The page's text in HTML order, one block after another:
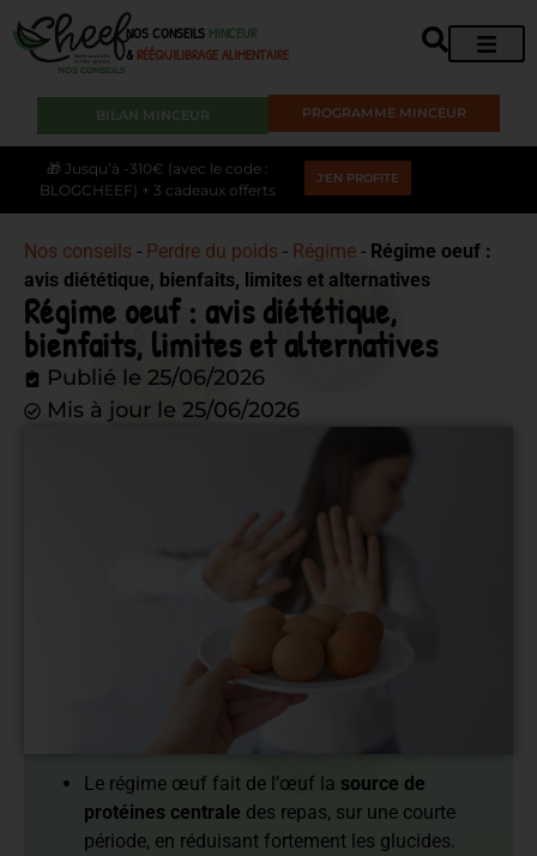
NOS CONSEILS MINCEUR
&RÉÉQUILIBRAGE ALIMENTAIRE
PROGRAMME MINCEUR
BILAN MINCEUR
🎁 Jusqu’à -310€ (avec le code :
BLOGCHEEF) + 3 cadeaux offerts
J'EN PROFITE
Nos conseils - Perdre du poids - Régime - Régime oeuf :
avis diététique, bienfaits, limites et alternatives
Régime oeuf : avis diététique,
bienfaits, limites et alternatives
Publié le 25/06/2026
Mis à jour le 25/06/2026
Le régime œuf fait de l’œuf la source de
protéines centrale des repas, sur une courte
période, en réduisant fortement les glucides.